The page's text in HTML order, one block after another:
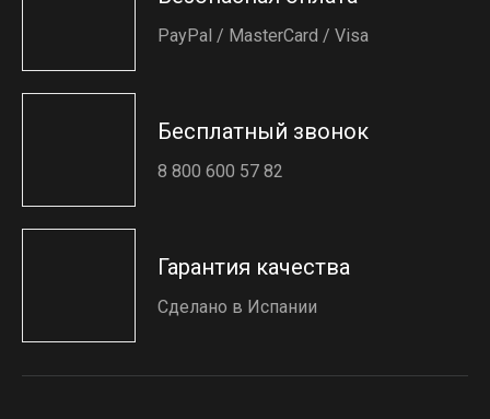
PayPal / MasterCard / Visa
Бесплатный звонок
8 800 600 57 82
Гарантия качества
Сделано в Испании